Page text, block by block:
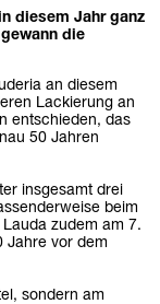
diesem Jahr ganz
die
an diesem
Lackierung an
entschieden, das
50 Jahren
insgesamt drei
beim
zudem am 7.
Jahre vor dem
sondern am